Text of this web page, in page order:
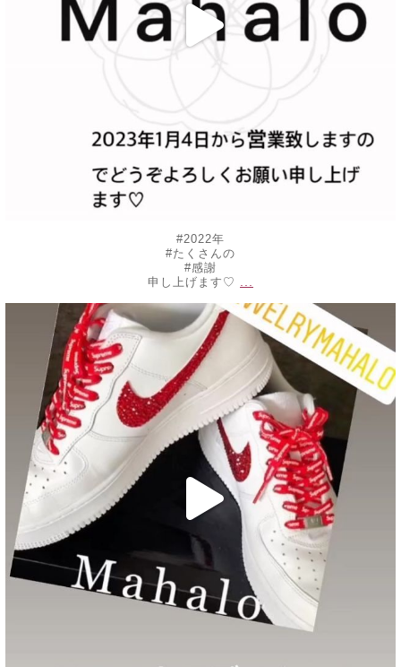
#2022年
#たくさんの
#感謝
申し上げます♡
decojewelrymahalo
10月 30